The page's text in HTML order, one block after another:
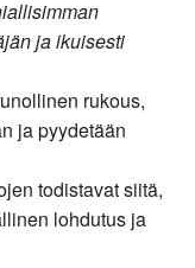
ja ikuisesti
rukous,
ja pyydetään
todistavat siitä,
lohdutus ja